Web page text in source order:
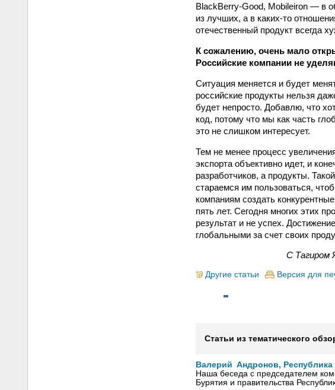
BlackBerry-Good, Mobileiron — в
из лучших, а в каких-то
отечественный продукт всегда
К сожалению, очень мало
Российские компании не
Ситуация меняется и будет
российские продукты нельзя
будет непросто. Добавлю, что
код, потому что мы как часть
это не слишком интересует.
Тем не менее процесс
экспорта объективно идет, и
разработчиков, а продукты.
стараемся им пользоваться,
компаниям создать
пять лет. Сегодня многих этих
результат и не успех.
глобальными за счет своих
С Тагиром
Другие статьи Версия для
Статьи из тематического
Валерий Андронов,
Наша беседа с председателем
Бурятия и правительства